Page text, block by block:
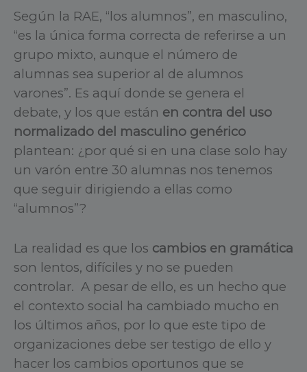
Según la RAE, “los alumnos”, en masculino,
“es la única forma correcta de referirse a un
grupo mixto, aunque el número de
alumnas sea superior al de alumnos
varones”. Es aquí donde se genera el
debate, y los que están en contra del uso
normalizado del masculino genérico
plantean: ¿por qué si en una clase solo hay
un varón entre 30 alumnas nos tenemos
que seguir dirigiendo a ellas como
“alumnos”?
La realidad es que los cambios en gramática
son lentos, difíciles y no se pueden
controlar. A pesar de ello, es un hecho que
el contexto social ha cambiado mucho en
los últimos años, por lo que este tipo de
organizaciones debe ser testigo de ello y
hacer los cambios oportunos que se